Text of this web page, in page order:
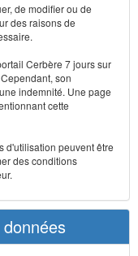
de modifier ou de
des raisons de
Cerbère 7 jours sur
son
indemnité. Une page
cette
d'utilisation peuvent être
des conditions